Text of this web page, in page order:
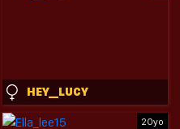
HEY__LUCY
20yo